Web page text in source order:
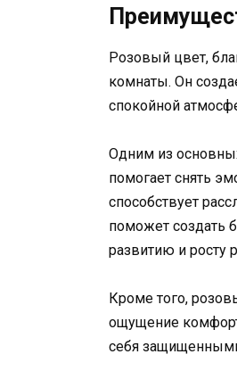
Розовый цвет,
комнаты. Он
спокойной
Одним из
помогает снять
способствует
поможет создать
развитию и росту
Кроме того,
ощущение
себя